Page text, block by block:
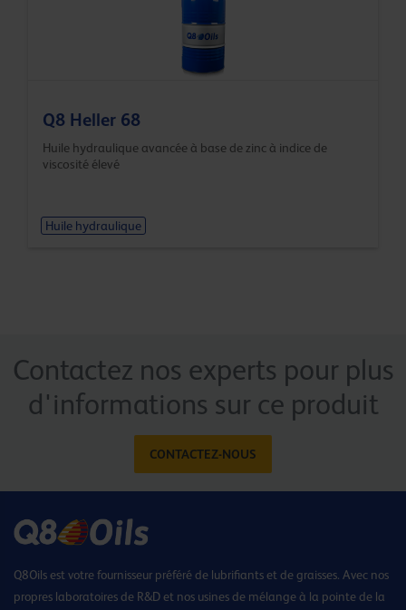
Q8 Heller 68
Huile hydraulique avancée à base de zinc à indice de
viscosité élevé
Huile hydraulique
Contactez nos experts pour plus
d'informations sur ce produit
CONTACTEZ-NOUS
Q8Oils est votre fournisseur préféré de lubrifiants et de graisses. Avec nos
propres laboratoires de R&D et nos usines de mélange à la pointe de la